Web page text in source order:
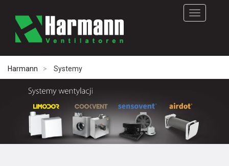
Rozwiń
nawigację
Harmann Systemy